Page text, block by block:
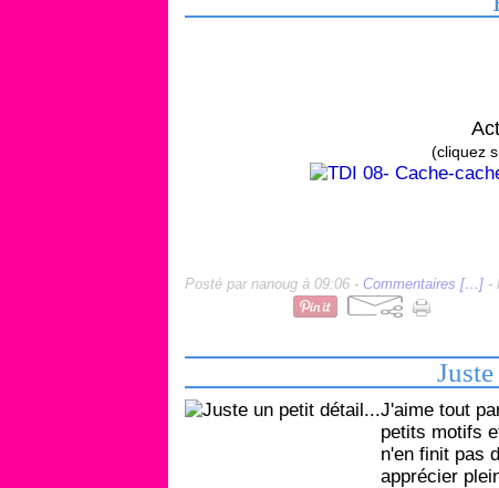
(cliquez
Posté par nanoug à 09:06 - Commentaires [… ] -
J'aime tout
petits motifs
n'en finit pas
apprécier